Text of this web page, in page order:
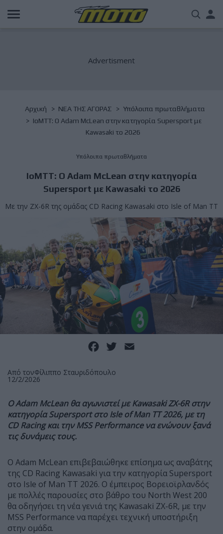
Παράκαμψη
προς
Breadcrumb
Αρχική NΕΑ ΤΗΣ ΑΓΟΡΑΣ
Υπόλοιπα πρωταθλήματα
IoMTT: O Adam McLean στην κατηγορία Supersport με
Kawasaki το 2026
Υπόλοιπα πρωταθλήματα
IoMTT: O Adam McLean στην κατηγορία
Supersport με Kawasaki το 2026
Με την ZX-6R της ομάδας CD Racing Kawasaki στο Isle of Man TT
Facebook
Twitter
Από τονΦίλιππο Σταυριδόπουλο
12/2/2026
Ο Adam McLean θα αγωνιστεί με Kawasaki ZX-6R στην
κατηγορία Supersport στο Isle of Man TT 2026, με τη
CD Racing και την MSS Performance να ενώνουν ξανά
τις δυνάμεις τους.
Ο Adam McLean επιβεβαιώθηκε επίσημα ως αναβάτης
της CD Racing Kawasaki για την κατηγορία Supersport
στο Isle of Man TT 2026. Ο έμπειρος Βορειοϊρλανδός
με πολλές παρουσίες στο βάθρο του North West 200
θα οδηγήσει τη νέα γενιά της Kawasaki ZX-6R, με την
MSS Performance να παρέχει τεχνική υποστήριξη
στην ομάδα.